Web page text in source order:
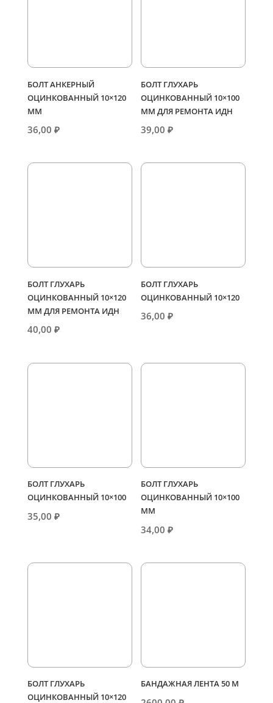
БОЛТ АНКЕРНЫЙ
ОЦИНКОВАННЫЙ 10×120
ММ
36,00 ₽
БОЛТ ГЛУХАРЬ
ОЦИНКОВАННЫЙ 10×100
ММ ДЛЯ РЕМОНТА ИДН
39,00₽
БОЛТ ГЛУХАРЬ
ОЦИНКОВАННЫЙ 10×120
ММ ДЛЯ РЕМОНТА ИДН
40,00 ₽
БОЛТ ГЛУХАРЬ
ОЦИНКОВАННЫЙ 10×120
36,00₽
БОЛТ ГЛУХАРЬ
ОЦИНКОВАННЫЙ 10×100
35,00 ₽
БОЛТ ГЛУХАРЬ
ОЦИНКОВАННЫЙ 10×100
ММ
34,00₽
БОЛТ ГЛУХАРЬ
ОЦИНКОВАННЫЙ 10×120
БАНДАЖНАЯ ЛЕНТА 50 М